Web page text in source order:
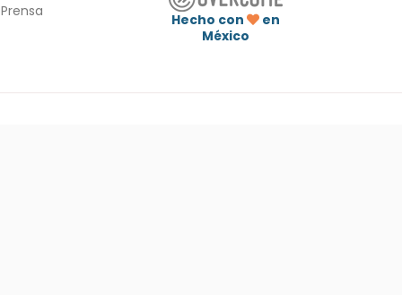
Hecho con
en
México